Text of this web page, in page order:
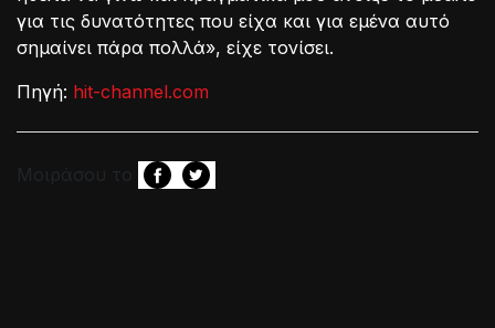
για τις δυνατότητες που είχα και για εμένα αυτό
σημαίνει πάρα πολλά», είχε τονίσει.
Πηγή: hit-channel.com
Μοιράσου το